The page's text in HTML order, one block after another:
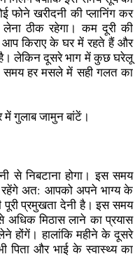
खरीदनी की प्लानिंग कर
ठीक रहेगा। कम दूरी की
किराए के घर में रहते हैं और
लेकिन दूसरे भाग में कुछ घरेलू
हर मसले में सही गलत का
में गुलाब जामुन बांटें।
से निबटाना होगा। इस समय
अत: आपको अपने भाग्य के
पूरी प्रमुखता देनी है। इस समय
अधिक मिठास लाने का प्रयास
होंगें। हालांकि महीने के दूसरे
पिता और भाई के स्वास्थ्य का